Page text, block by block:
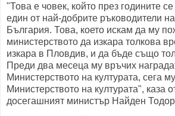
"Това е човек, който през годините
един от най-добрите ръководители на
България. Това, което искам да му
министерството да изкара толкова
изкара в Пловдив, и да бъде също
Преди два месеца му връчих
Министерството на културата, сега
Министерството на културата", каза
досегашният министър Найден